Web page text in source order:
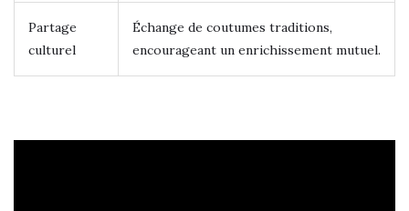
Partage
culturel
Échange de coutumes traditions,
encourageant un enrichissement mutuel.